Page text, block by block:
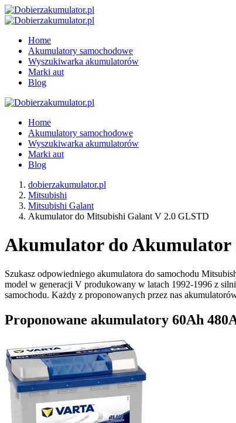
Home
Akumulatory samochodowe
Wyszukiwarka akumulatorów
Marki aut
Blog
Home
Akumulatory samochodowe
Wyszukiwarka akumulatorów
Marki aut
Blog
dobierzakumulator.pl
Mitsubishi
Mitsubishi Galant
Akumulator do Mitsubishi Galant V 2.0 GLSTD
Akumulator do Akumulator
Szukasz odpowiedniego akumulatora do samochodu
model w generacji V produkowany w latach 1992-1996 z
samochodu. Każdy z proponowanych przez nas
Proponowane akumulatory 60Ah